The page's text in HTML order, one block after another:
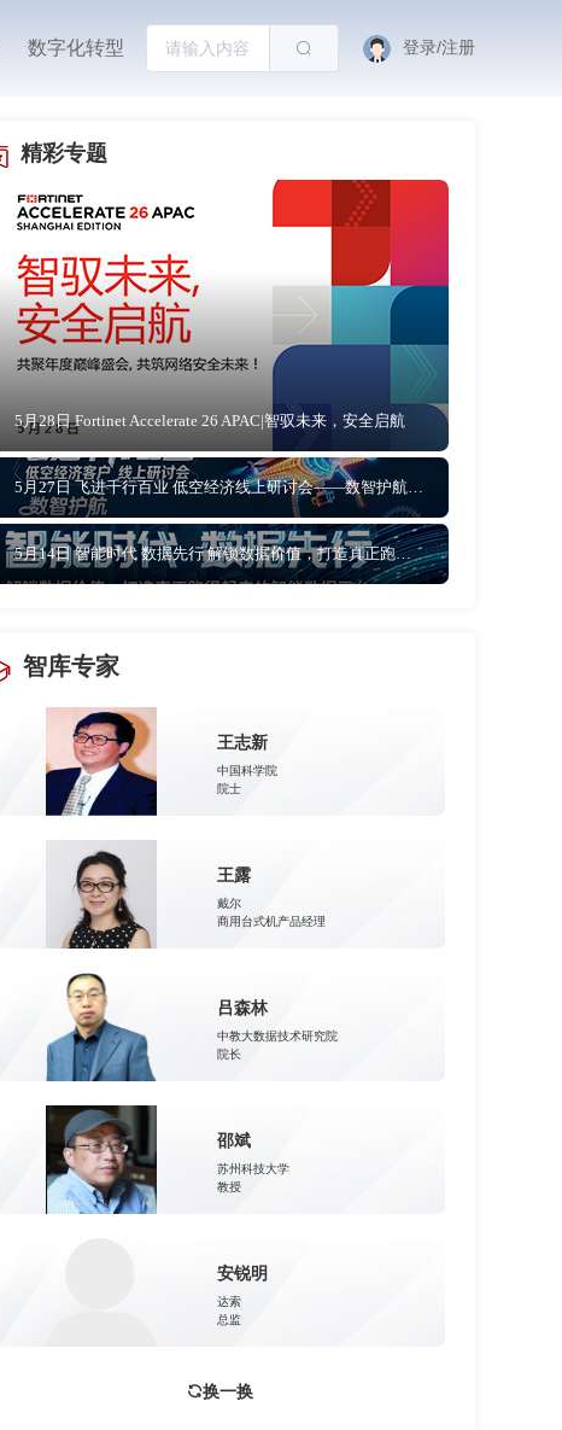
数字化转型 登录/注册
精彩专题
5月28日 Fortinet Accelerate 26 APAC|智驭未来，安全启航
5月27日 飞进千行百业 低空经济线上研讨会——数智护航 让低空文旅从“网红”到“长红”
5月14日 智能时代 数据先行 解锁数据价值，打造真正跑的起来的智能数据平台
智库专家
王志新
中国科学院
院士
王露
戴尔
商用台式机产品经理
吕森林
中教大数据技术研究院
院长
邵斌
苏州科技大学
教授
安锐明
达索
总监
换一换